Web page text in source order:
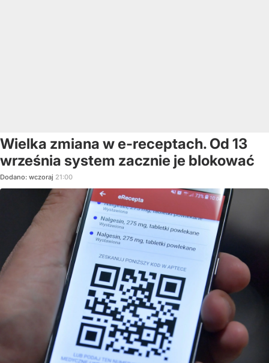
Wielka zmiana w e-receptach. Od 13
września system zacznie je blokować
Dodano: wczoraj 21:00